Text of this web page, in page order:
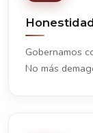
Gobernamos
No más